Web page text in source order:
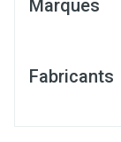
Marques
Fabricants